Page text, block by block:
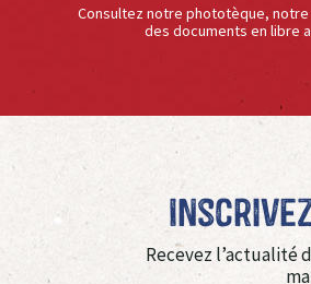
Consultez notre phototèque,
des documents en libre
Recevez l’actualité